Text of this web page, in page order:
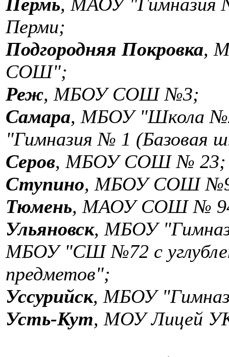
Перми;
Подгородняя Покровка,
СОШ";
Реж, МБОУ СОШ №3;
Самара, МБОУ "Школа
"Гимназия № 1 (Базовая
Серов, МБОУ СОШ № 23;
Ступино, МБОУ СОШ №9
Тюмень, МАОУ СОШ №
Ульяновск, МБОУ
МБОУ "СШ №72 с
предметов";
Уссурийск, МБОУ
Усть-Кут, МОУ Лицей